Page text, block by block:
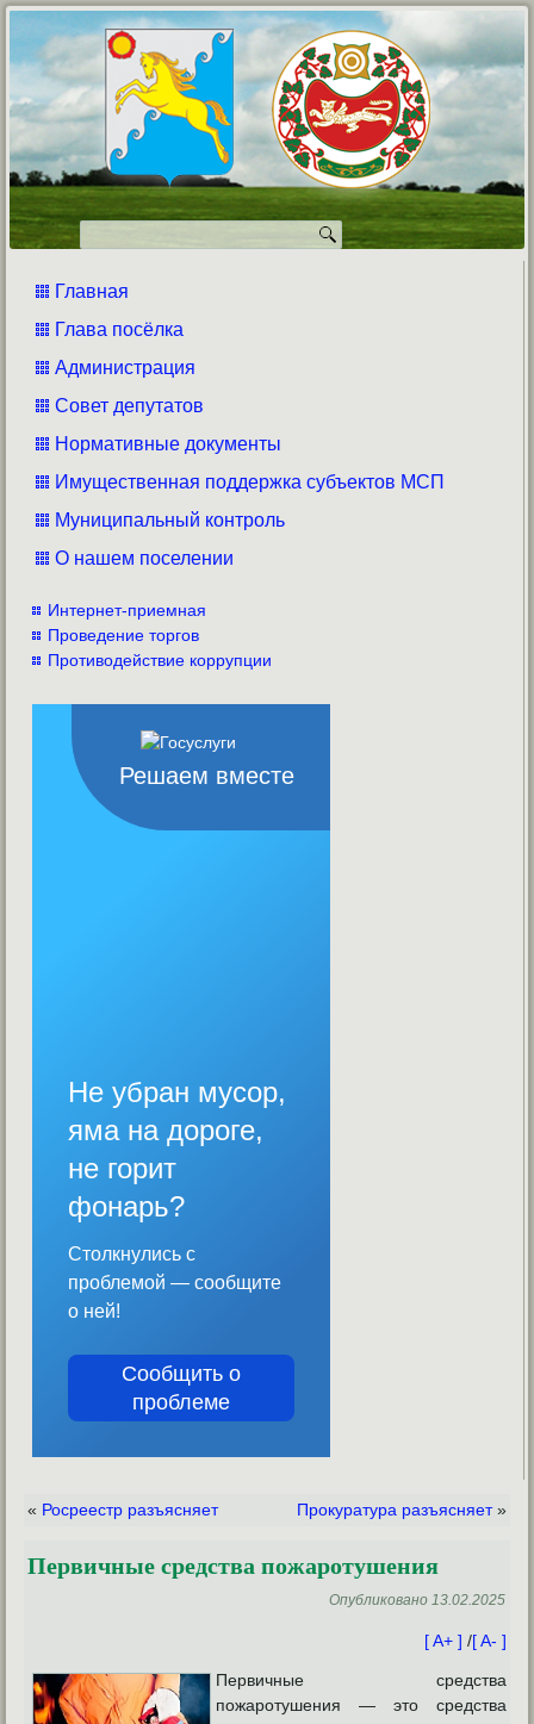
Главная
Глава посёлка
Администрация
Совет депутатов
Нормативные документы
Имущественная поддержка субъектов МСП
Муниципальный контроль
О нашем поселении
Интернет-приемная
Проведение торгов
Противодействие коррупции
Решаем вместе
Не убран мусор,
яма на дороге,
не горит
фонарь?
Столкнулись с
проблемой — сообщите
о ней!
Сообщить о
проблеме
« Росреестр разъясняет Прокуратура разъясняет»
Первичные средства пожаротушения
Опубликовано 13.02.2025
[ A+ ] /[ A- ]
Первичные средства
пожаротушения — это средства